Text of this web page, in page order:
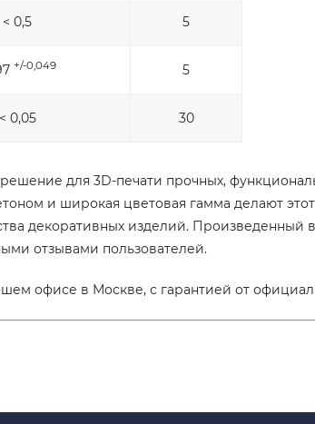
< 0,5 5
+/-0,049 5
< 0,05 30
для 3D-печати прочных,
и широкая цветовая гамма делают
декоративных изделий. Произведенный
отзывами пользователей.
офисе в Москве, с гарантией от